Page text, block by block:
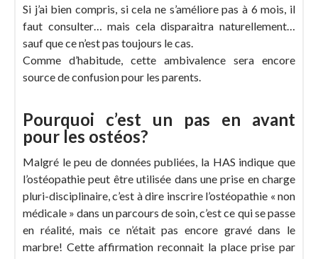
Si j’ai bien compris, si cela ne s’améliore pas à 6 mois, il
faut consulter… mais cela disparaitra naturellement…
sauf que ce n’est pas toujours le cas.
Comme d’habitude, cette ambivalence sera encore
source de confusion pour les parents.
Pourquoi c’est un pas en avant
pour les ostéos?
Malgré le peu de données publiées, la HAS indique que
l’ostéopathie peut être utilisée dans une prise en charge
pluri-disciplinaire, c’est à dire inscrire l’ostéopathie « non
médicale » dans un parcours de soin, c’est ce qui se passe
en réalité, mais ce n’était pas encore gravé dans le
marbre! Cette affirmation reconnait la place prise par